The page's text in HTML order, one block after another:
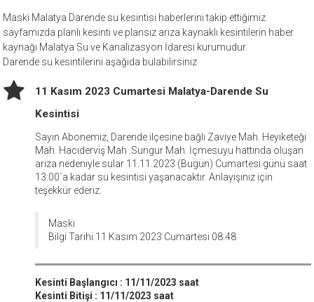
Maski Malatya Darende su kesintisi haberlerini takip ettiğimiz
sayfamızda planlı kesinti ve plansız arıza kaynaklı kesintilerin haber
kaynağı Malatya Su ve Kanalizasyon İdaresi kurumudur.
Darende su kesintilerini aşağıda bulabilirsiniz
11 Kasım 2023 Cumartesi Malatya-Darende Su
Kesintisi
Sayın Abonemiz, Darende ilçesine bağlı Zaviye Mah. Heyiketeği
Mah. Hacıderviş Mah .Sungur Mah. İçmesuyu hattında oluşan
arıza nedeniyle sular 11.11.2023 (Bugün) Cumartesi günü saat
13:00`a kadar su kesintisi yaşanacaktır. Anlayışınız için
teşekkür ederiz.
Maski
Bilgi Tarihi:11 Kasım 2023 Cumartesi 08:48
Kesinti Başlangıcı : 11/11/2023 saat
Kesinti Bitişi : 11/11/2023 saat